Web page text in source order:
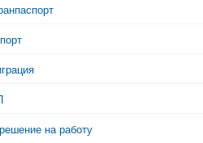
на работу